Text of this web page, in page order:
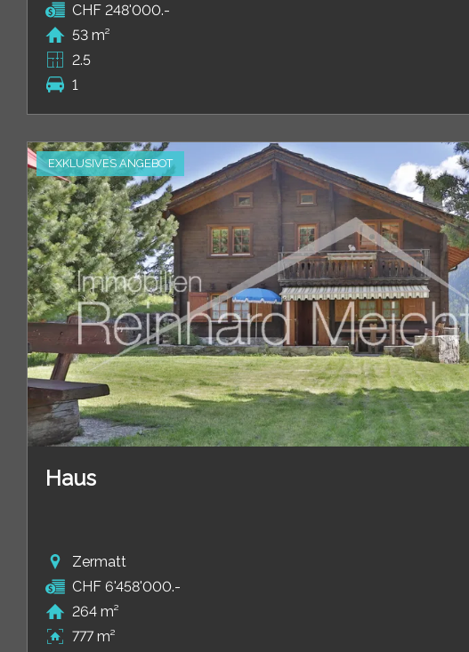
CHF 248'000.-
53 m²
2.5
1
EXKLUSIVES ANGEBOT
Haus
Zermatt
CHF 6'458'000.-
264 m²
777 m²